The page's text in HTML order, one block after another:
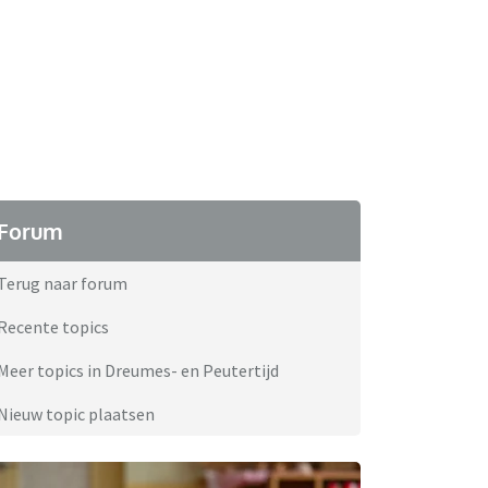
naar forum
topics
topics in Dreumes- en Peutertijd
topic plaatsen